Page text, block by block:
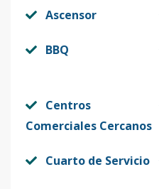
Ascensor
BBQ
Centros
Comerciales Cercanos
Cuarto de Servicio